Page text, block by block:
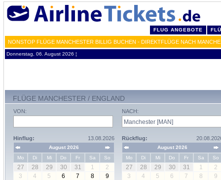
FLUG ANGEBOTE
NONSTOP FLÜGE MANCHESTER BILLIG BUCHEN - DIREKTFLÜGE NACH
Donnerstag, 06. August 2026 ¦
FLÜGE MANCHESTER / ENGLAND
VON:
Hinflug: 13.08.2026
August 2026
Mo
Di Mi Do Fr Sa So
27 28 29 30 31 1
2
3
4 5 6 7 8
9
NACH:
Rückflug:
August 2026
Mo
Di Mi Do Fr Sa So
27 28 29 30 31 1
2
3
4 5 6 7 8
9